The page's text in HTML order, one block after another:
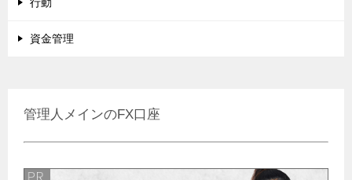
資金管理
管理人メインのFX口座